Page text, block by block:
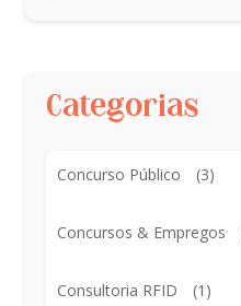
Categorias
Concurso Público (3)
Concursos & Empregos
Consultoria RFID (1)